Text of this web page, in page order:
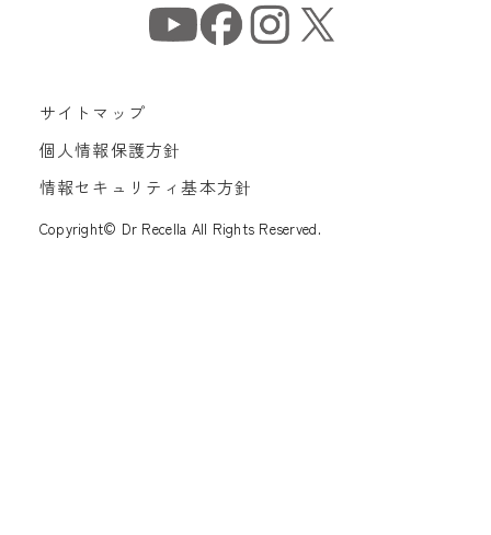
サイトマップ
個人情報保護方針
情報セキュリティ基本方針
Copyright© Dr Recella All Rights Reserved.